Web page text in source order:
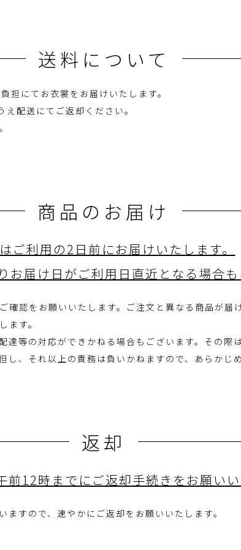
送料について
担にてお衣裳をお届けいたします。
配送にてご返却ください。
商品のお届け
ご利用の2日前にお届けいたします。
お届け日がご利用日直近となる場合も
確認をお願いいたします。ご注文と異なる商品が届
ます。
達等の対応ができかねる場合もございます。その際
し、それ以上の責務は負いかねますので、あらかじ
返却
前12時までにご返却手続きをお願いい
すので、速やかにご返却をお願いいたします。